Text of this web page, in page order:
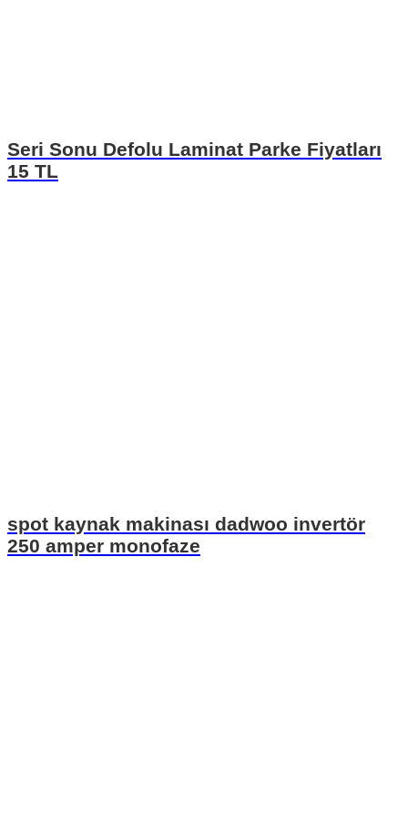
Seri Sonu Defolu Laminat Parke Fiyatları
15 TL
spot kaynak makinası dadwoo invertör
250 amper monofaze